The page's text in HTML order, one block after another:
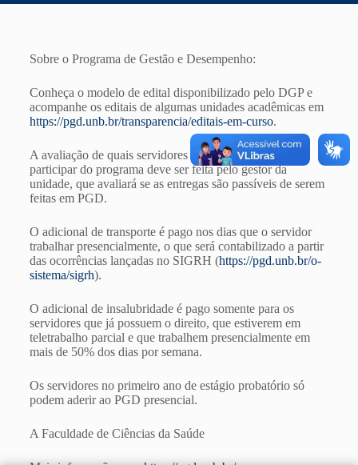
Sobre o Programa de Gestão e Desempenho:
Conheça o modelo de edital disponibilizado pelo DGP e
acompanhe os editais de algumas unidades acadêmicas em
https://pgd.unb.br/transparencia/editais-em-curso.
A avaliação de quais servidores e/ou cargos poderão
participar do programa deve ser feita pelo gestor da
unidade, que avaliará se as entregas são passíveis de serem
feitas em PGD.
O adicional de transporte é pago nos dias que o servidor
trabalhar presencialmente, o que será contabilizado a partir
das ocorrências lançadas no SIGRH (https://pgd.unb.br/o-
sistema/sigrh).
O adicional de insalubridade é pago somente para os
servidores que já possuem o direito, que estiverem em
teletrabalho parcial e que trabalhem presencialmente em
mais de 50% dos dias por semana.
Os servidores no primeiro ano de estágio probatório só
podem aderir ao PGD presencial.
A Faculdade de Ciências da Saúde